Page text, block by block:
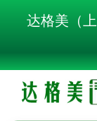
达格美（